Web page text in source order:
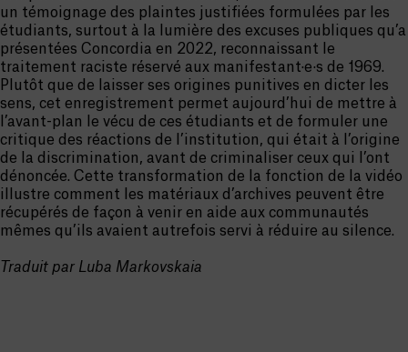
un témoignage des plaintes justifiées formulées par les
étudiants, surtout à la lumière des excuses publiques qu’a
présentées Concordia en 2022, reconnaissant le
traitement raciste réservé aux manifestant·e·s de 1969.
Plutôt que de laisser ses origines punitives en dicter les
sens, cet enregistrement permet aujourd’hui de mettre à
l’avant-plan le vécu de ces étudiants et de formuler une
critique des réactions de l’institution, qui était à l’origine
de la discrimination, avant de criminaliser ceux qui l’ont
dénoncée. Cette transformation de la fonction de la vidéo
illustre comment les matériaux d’archives peuvent être
récupérés de façon à venir en aide aux communautés
mêmes qu’ils avaient autrefois servi à réduire au silence.
Traduit par Luba Markovskaia